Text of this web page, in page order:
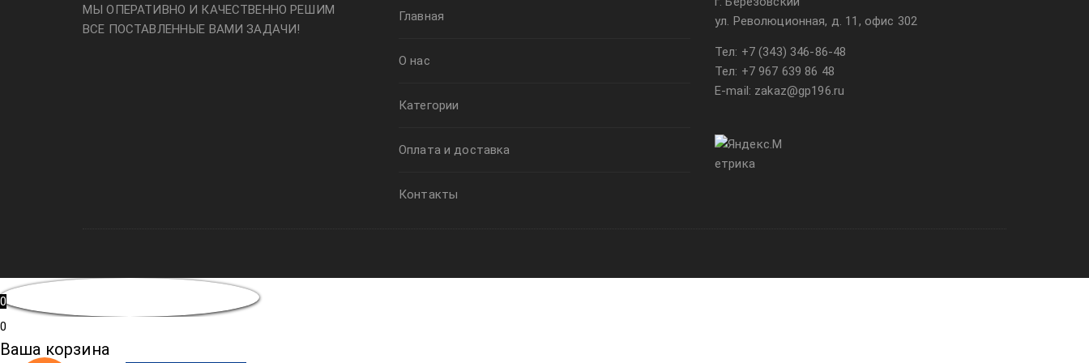
МЫ ОПЕРАТИВНО И КАЧЕСТВЕННО РЕШИМ
ВСЕ ПОСТАВЛЕННЫЕ ВАМИ ЗАДАЧИ!
Главная
О нас
Категории
Оплата и доставка
Контакты
ул. Революционная, д. 11, офис 302
Тел: +7 (343) 346-86-48
Тел: +7 967 639 86 48
E-mail: zakaz@gp196.ru
0
0
Ваша корзина